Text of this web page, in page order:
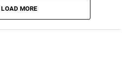
LOAD MORE